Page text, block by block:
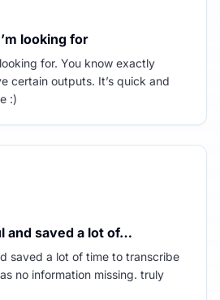
looking for
for. You know exactly
certain outputs. It’s quick and
:)
and saved a lot of…
saved a lot of time to transcribe
no information missing. truly